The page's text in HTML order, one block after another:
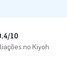
10
no Kiyoh